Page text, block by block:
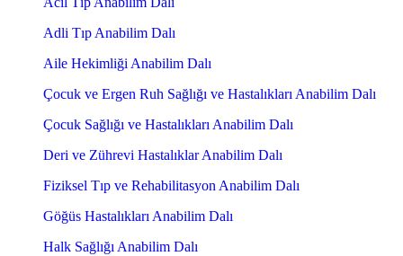
Adli Tıp Anabilim Dalı
Aile Hekimliği Anabilim Dalı
Çocuk ve Ergen Ruh Sağlığı ve Hastalıkları Anabilim Dalı
Çocuk Sağlığı ve Hastalıkları Anabilim Dalı
Deri ve Zührevi Hastalıklar Anabilim Dalı
Fiziksel Tıp ve Rehabilitasyon Anabilim Dalı
Göğüs Hastalıkları Anabilim Dalı
Halk Sağlığı Anabilim Dalı